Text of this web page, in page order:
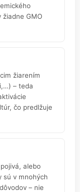
žiadne GMO
žiarením
– teda
čo predlžuje
alebo
sú v mnohých
– nie